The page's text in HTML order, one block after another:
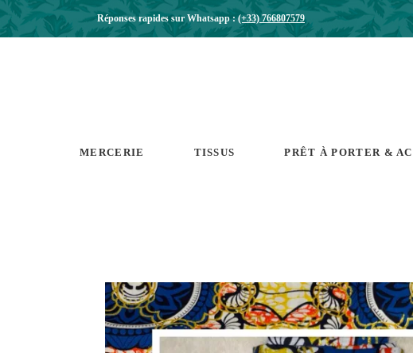
Réponses rapides sur Whatsapp :(+33) 766807579
MERCERIE TISSUS PRÊT À PORTER &